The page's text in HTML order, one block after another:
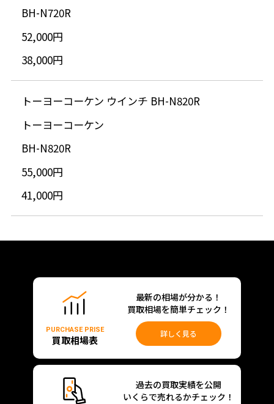
BH-N720R
52,000円
38,000円
トーヨーコーケン ウインチ BH-N820R
トーヨーコーケン
BH-N820R
55,000円
41,000円
PURCHASE PRISE
買取相場表
最新の相場が分かる！
買取相場を簡単チェック！
詳しく見る
過去の買取実績を公開
いくらで売れるかチェック！